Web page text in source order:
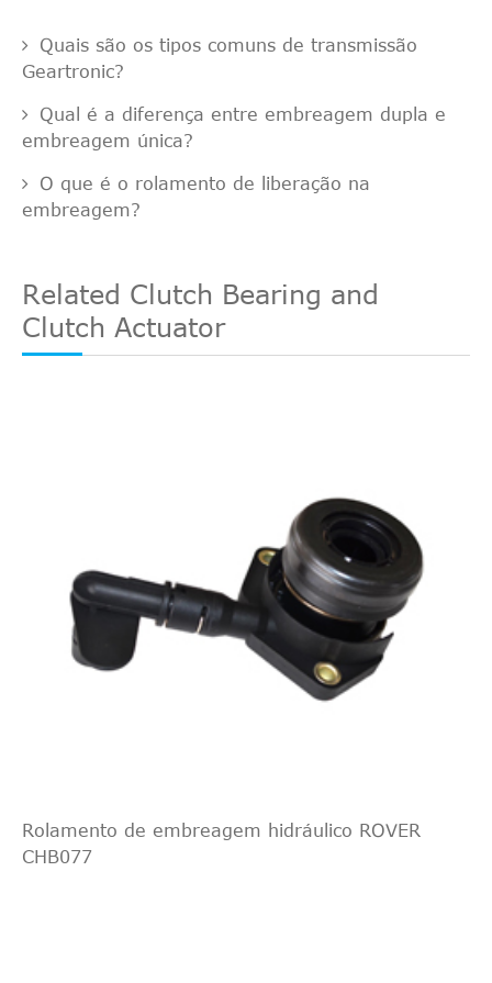
Quais são os tipos comuns de transmissão
Geartronic?
Qual é a diferença entre embreagem dupla e
embreagem única?
O que é o rolamento de liberação na
embreagem?
Related Clutch Bearing and
Clutch Actuator
Rolamento de embreagem hidráulico ROVER
CHB077